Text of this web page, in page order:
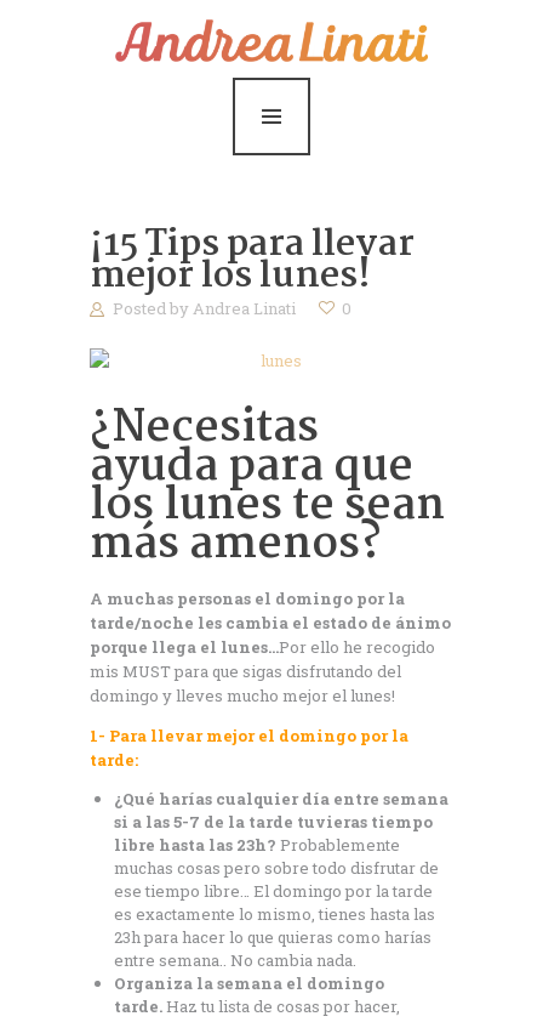
¿Cómo funciona?
Servicios
Coaching Gratis
Contáctame
Blog
¡15 Tips para llevar
mejor los lunes!
Posted byAndrea Linati 0
¿Necesitas
ayuda para que
los lunes te sean
más amenos?
A muchas personas el domingo por la
tarde/noche les cambia el estado de ánimo
porque llega el lunes…Por ello he recogido
mis MUST para que sigas disfrutando del
domingo y lleves mucho mejor el lunes!
1- Para llevar mejor el domingo por la
tarde:
¿Qué harías cualquier día entre semana
si a las 5-7 de la tarde tuvieras tiempo
libre hasta las 23h? Probablemente
muchas cosas pero sobre todo disfrutar de
ese tiempo libre… El domingo por la tarde
es exactamente lo mismo, tienes hasta las
23h para hacer lo que quieras como harías
entre semana.. No cambia nada.
Organiza la semana el domingo
tarde. Haz tu lista de cosas por hacer,